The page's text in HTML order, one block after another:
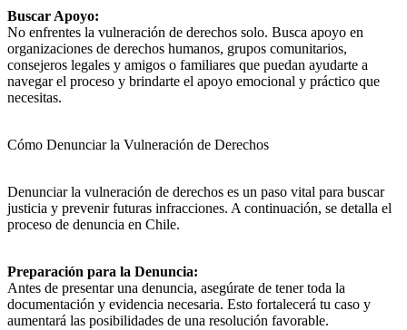
Buscar Apoyo:
No enfrentes la vulneración de derechos solo. Busca apoyo en
organizaciones de derechos humanos, grupos comunitarios,
consejeros legales y amigos o familiares que puedan ayudarte a
navegar el proceso y brindarte el apoyo emocional y práctico que
necesitas.
Cómo Denunciar la Vulneración de Derechos
Denunciar la vulneración de derechos es un paso vital para buscar
justicia y prevenir futuras infracciones. A continuación, se detalla el
proceso de denuncia en Chile.
Preparación para la Denuncia:
Antes de presentar una denuncia, asegúrate de tener toda la
documentación y evidencia necesaria. Esto fortalecerá tu caso y
aumentará las posibilidades de una resolución favorable.